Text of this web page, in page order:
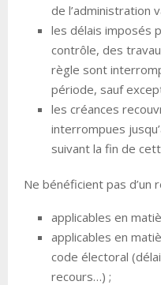
de l’administration
les délais imposés
contrôle, des
règle sont
période, sauf
les créances
interrompues
suivant la fin de
Ne bénéficient pas d’un
applicables en
applicables en
code électoral
recours…) ;